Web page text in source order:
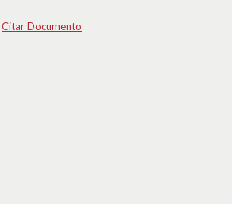
Citar Documento